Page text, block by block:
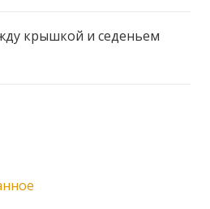
крышкой и седеньем